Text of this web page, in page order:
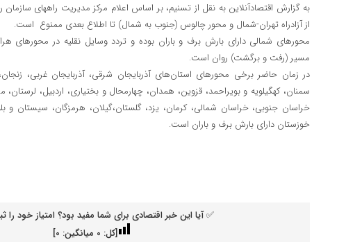
به گزارش اقتصادآنلاین به نقل از تسنیم، بر اساس اعلام مرکز مدیریت راههای
از آزادراه تهران-شمال و محور چالوس (جنوب به شمال) تا اطلاع بعدی ممنوع است.
محورهای شمالی دارای بارش برف و باران بوده و تردد وسایل نقلیه در محورهای
مسیر (رفت و برگشت) روان است.
در زمان حاضر برخی محورهای استان‌های آذربایجان شرقی، آذربایجان غربی، زنجان،
سمنان، کهگیلویه و بویراحمد، قزوین، همدان، چهارمحال و بختیاری، اردبیل،
خراسان جنوبی، خراسان شمالی، کرمان، یزد، گلستان،گیلان، هرمزگان، سیستان و
خوزستان دارای بارش برف و باران است.
✅ آیا این خبر اقتصادی برای شما مفید بود؟ امتیاز خود را
[کل: 0 میانگین: 0
]